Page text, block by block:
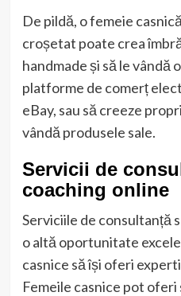
De pildă, o femeie
croșetat poate crea
handmade și să le vândă
platforme de comerț
eBay, sau să creeze
vândă produsele sale.
Servicii de
coaching online
Serviciile de consultanță
o altă oportunitate
casnice să își oferi
Femeile casnice pot